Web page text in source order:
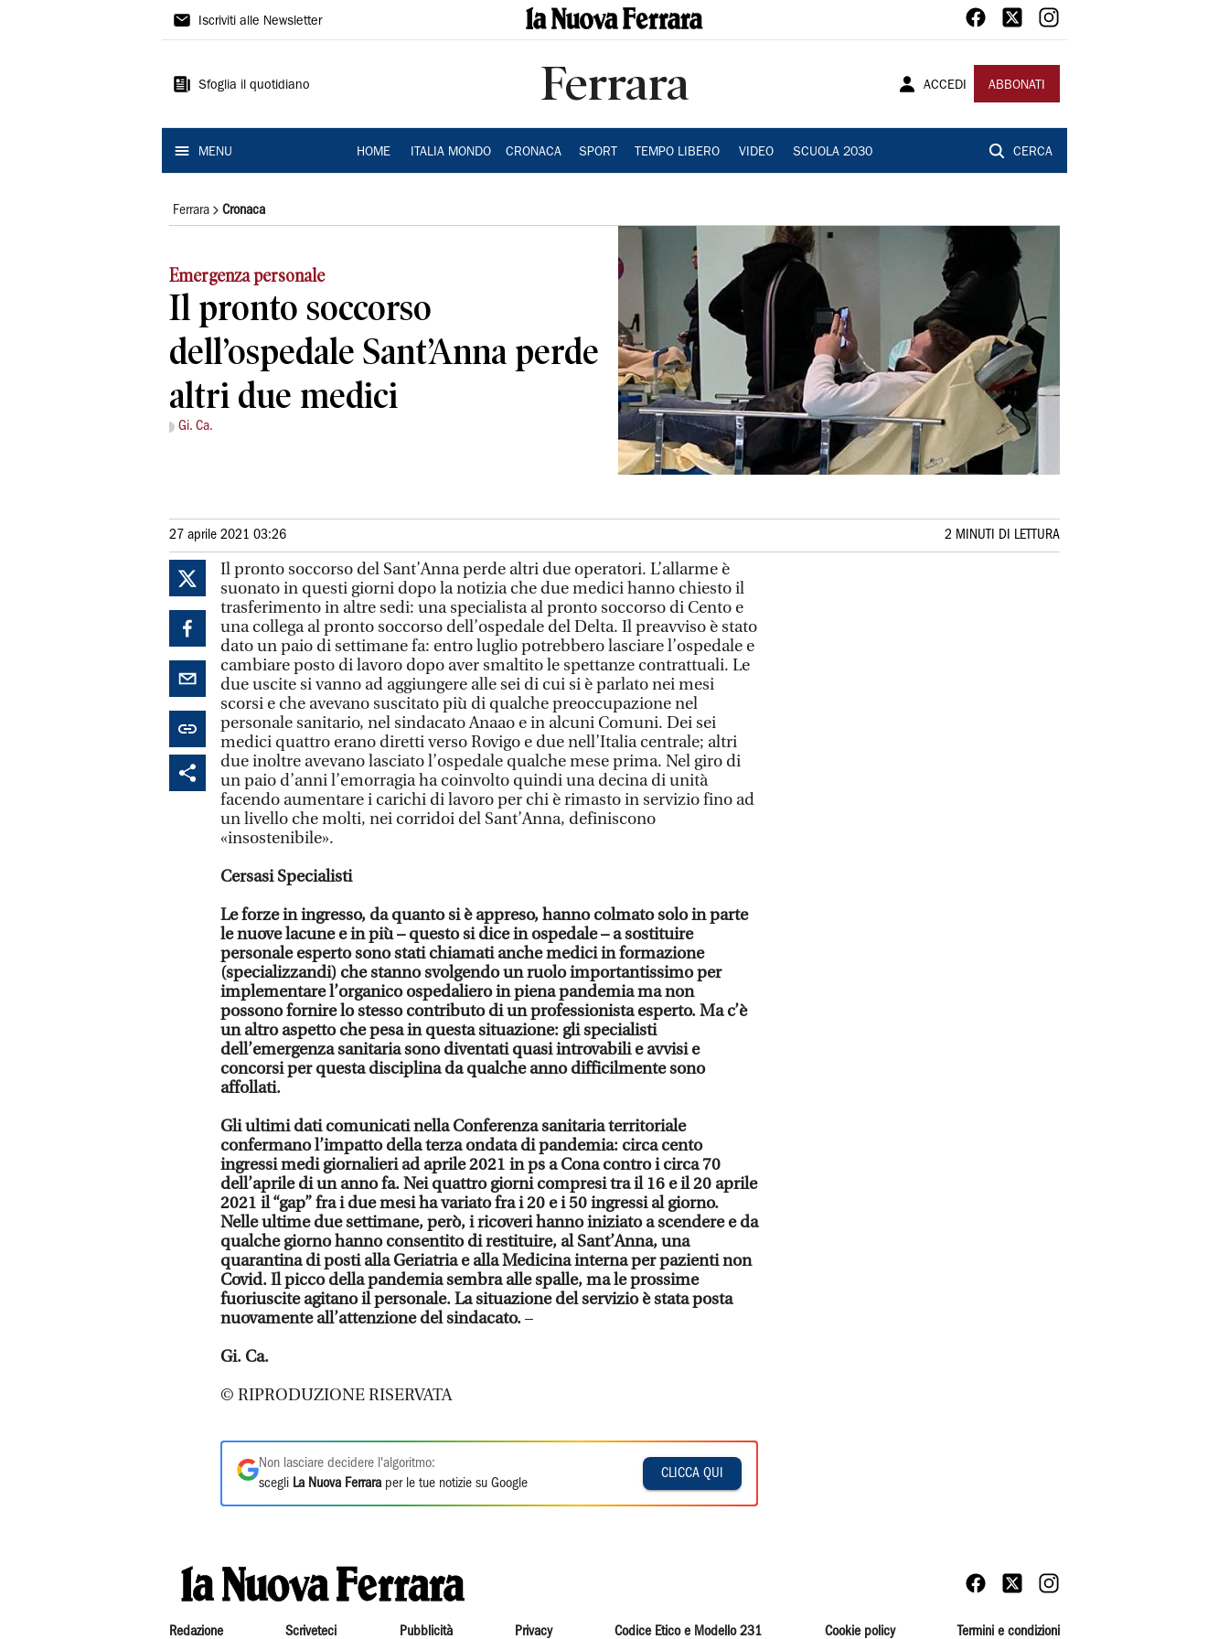
La
Ferrara
Iscriviti alle Newsletter
Sfoglia il quotidiano Ferrara ACCEDI ABBONATI
MENU HOME ITALIA MONDO CRONACA SPORT TEMPO LIBERO VIDEO SCUOLA 2030 CERCA
Ferrara Cronaca
Emergenza personale
Il pronto soccorso
dell’ospedale Sant’Anna perde
altri due medici
Gi. Ca.
27 aprile 2021 03:26 2 MINUTI DI LETTURA
Il pronto soccorso del Sant’Anna perde altri due operatori. L’allarme è
suonato in questi giorni dopo la notizia che due medici hanno chiesto il
trasferimento in altre sedi: una specialista al pronto soccorso di Cento e
una collega al pronto soccorso dell’ospedale del Delta. Il preavviso è stato
dato un paio di settimane fa: entro luglio potrebbero lasciare l’ospedale e
cambiare posto di lavoro dopo aver smaltito le spettanze contrattuali. Le
due uscite si vanno ad aggiungere alle sei di cui si è parlato nei mesi
scorsi e che avevano suscitato più di qualche preoccupazione nel
personale sanitario, nel sindacato Anaao e in alcuni Comuni. Dei sei
medici quattro erano diretti verso Rovigo e due nell’Italia centrale; altri
due inoltre avevano lasciato l’ospedale qualche mese prima. Nel giro di
un paio d’anni l’emorragia ha coinvolto quindi una decina di unità
facendo aumentare i carichi di lavoro per chi è rimasto in servizio fino ad
un livello che molti, nei corridoi del Sant’Anna, definiscono
«insostenibile».
Cersasi Specialisti
Le forze in ingresso, da quanto si è appreso, hanno colmato solo in parte
le nuove lacune e in più – questo si dice in ospedale – a sostituire
personale esperto sono stati chiamati anche medici in formazione
(specializzandi) che stanno svolgendo un ruolo importantissimo per
implementare l’organico ospedaliero in piena pandemia ma non
possono fornire lo stesso contributo di un professionista esperto. Ma c’è
un altro aspetto che pesa in questa situazione: gli specialisti
dell’emergenza sanitaria sono diventati quasi introvabili e avvisi e
concorsi per questa disciplina da qualche anno difficilmente sono
affollati.
Gli ultimi dati comunicati nella Conferenza sanitaria territoriale
confermano l’impatto della terza ondata di pandemia: circa cento
ingressi medi giornalieri ad aprile 2021 in ps a Cona contro i circa 70
dell’aprile di un anno fa. Nei quattro giorni compresi tra il 16 e il 20 aprile
2021 il “gap” fra i due mesi ha variato fra i 20 e i 50 ingressi al giorno.
Nelle ultime due settimane, però, i ricoveri hanno iniziato a scendere e da
qualche giorno hanno consentito di restituire, al Sant’Anna, una
quarantina di posti alla Geriatria e alla Medicina interna per pazienti non
Covid. Il picco della pandemia sembra alle spalle, ma le prossime
fuoriuscite agitano il personale. La situazione del servizio è stata posta
nuovamente all’attenzione del sindacato.–
Gi. Ca.
© RIPRODUZIONE RISERVATA
Non lasciare decidere l'algoritmo:
scegli La Nuova Ferrara per le tue notizie su Google
CLICCA QUI
Redazione Scriveteci Pubblicità Privacy Codice Etico e Modello 231 Cookie policy Termini e condizioni